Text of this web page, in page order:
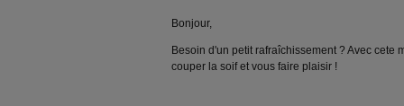
Bonjour,
Besoin d'un petit rafraîchissement ? Avec cete
couper la soif et vous faire plaisir !